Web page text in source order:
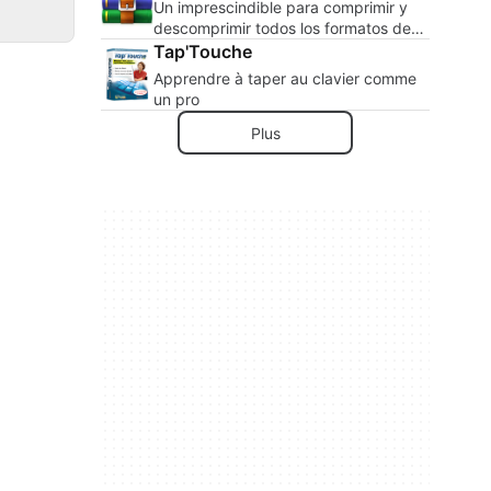
Un imprescindible para comprimir y
descomprimir todos los formatos de
archivos.
Tap'Touche
Apprendre à taper au clavier comme
un pro
Plus